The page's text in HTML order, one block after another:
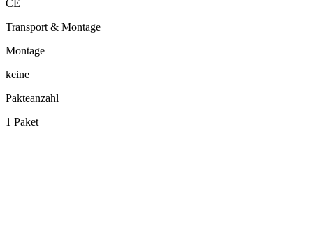
CE
Transport & Montage
Montage
keine
Pakteanzahl
1 Paket